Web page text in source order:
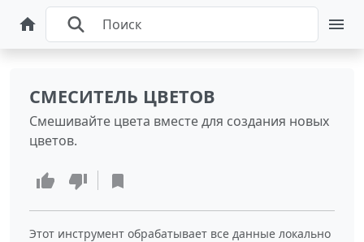
СМЕСИТЕЛЬ ЦВЕТОВ
Смешивайте цвета вместе для создания новых
цветов.
Этот инструмент обрабатывает все данные локально